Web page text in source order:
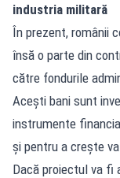
industria militară
În prezent, românii
însă o parte din
către fondurile
Acești bani sunt
instrumente
și pentru a crește
Dacă proiectul va fi